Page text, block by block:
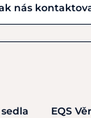
nás
EQS